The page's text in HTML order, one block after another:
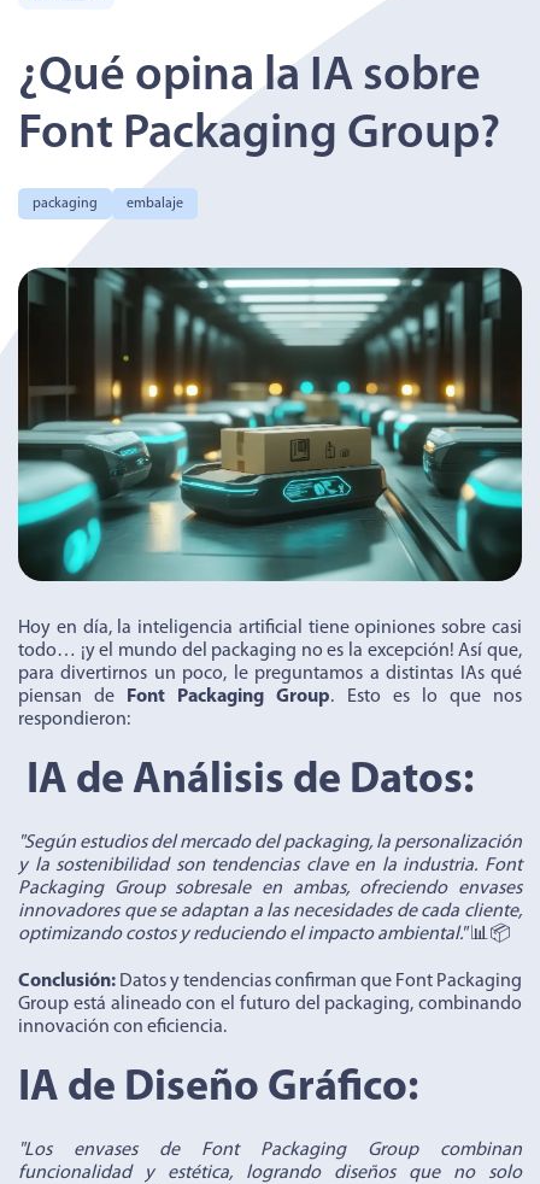
¿Qué opina la IA sobre
Font Packaging Group?
packaging embalaje
Hoy en día, la inteligencia artificial tiene opiniones sobre casi
todo… ¡y el mundo del packaging no es la excepción! Así que,
para divertirnos un poco, le preguntamos a distintas IAs qué
piensan de
Font Packaging Group. Esto es lo que nos
respondieron:
IA de Análisis de Datos:
"Según estudios del mercado del packaging, la personalización
y la sostenibilidad son tendencias clave en la industria. Font
Packaging Group sobresale en ambas, ofreciendo envases
innovadores que se adaptan a las necesidades de cada cliente,
optimizando costos y reduciendo el impacto ambiental."📊📦
Conclusión: Datos y tendencias confirman que Font Packaging
Group está alineado con el futuro del packaging, combinando
innovación con eficiencia.
IA de Diseño Gráfico:
"Los envases de Font Packaging Group combinan
funcionalidad y estética, logrando diseños que no solo